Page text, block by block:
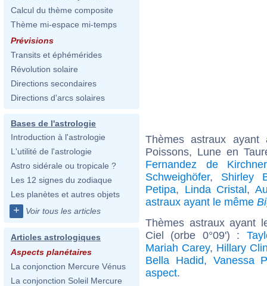
Calcul du thème composite
Thème mi-espace mi-temps
Prévisions
Transits et éphémérides
Révolution solaire
Directions secondaires
Directions d'arcs solaires
Bases de l'astrologie
Introduction à l'astrologie
L'utilité de l'astrologie
Astro sidérale ou tropicale ?
Les 12 signes du zodiaque
Les planètes et autres objets
+ Voir tous les articles
Articles astrologiques
Aspects planétaires
La conjonction Mercure Vénus
La conjonction Soleil Mercure
Thèmes astraux
Poissons, Lune en
Fernandez de Kirchner
Schweighöfer, Shirley
Petipa, Linda Cristal,
astraux ayant le même
Thèmes astraux ayant
Ciel (orbe 0°09') :
Mariah Carey, Hillary
Bella Hadid, Vanessa
aspect.